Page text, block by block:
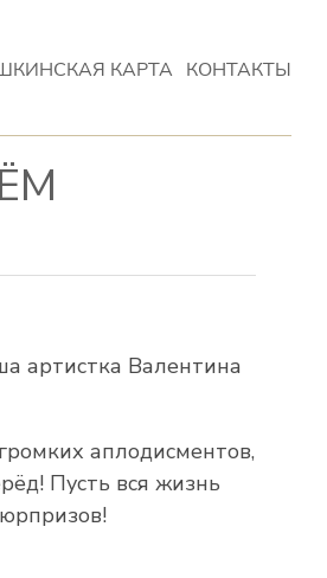
КАРТА КОНТАКТЫ
артистка Валентина
аплодисментов,
Пусть вся жизнь